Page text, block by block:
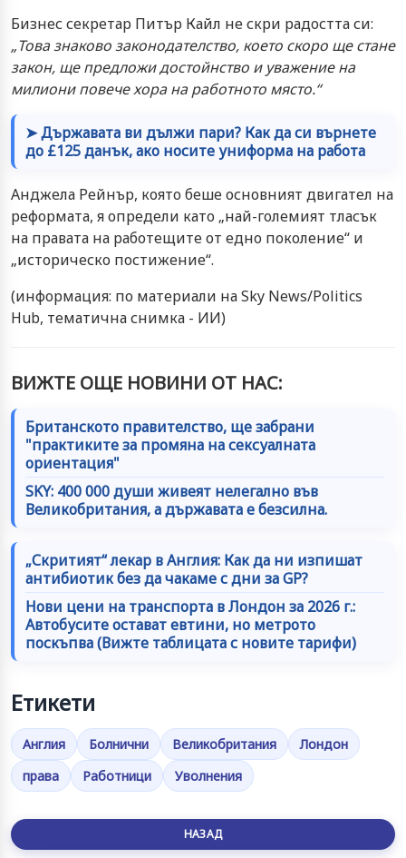
Бизнес секретар Питър Кайл не скри радостта си:
„Това знаково законодателство, което скоро ще стане
закон, ще предложи достойнство и уважение на
милиони повече хора на работното място.“
➤ Държавата ви дължи пари? Как да си върнете
до £125 данък, ако носите униформа на работа
Анджела Рейнър, която беше основният двигател на
реформата, я определи като „най-големият тласък
на правата на работещите от едно поколение“ и
„историческо постижение“.
(информация: по материали на Sky News/Politics
Hub, тематична снимка - ИИ)
ВИЖТЕ ОЩЕ НОВИНИ ОТ НАС:
Британското правителство, ще забрани
"практиките за промяна на сексуалната
ориентация"
SKY: 400 000 души живеят нелегално във
Великобритания, а държавата е безсилна.
„Скритият“ лекар в Англия: Как да ни изпишат
антибиотик без да чакаме с дни за GP?
Нови цени на транспорта в Лондон за 2026 г.:
Автобусите остават евтини, но метрото
поскъпва (Вижте таблицата с новите тарифи)
Етикети
Англия Болнични Великобритания
Лондон
права
Работници Уволнения
НАЗАД